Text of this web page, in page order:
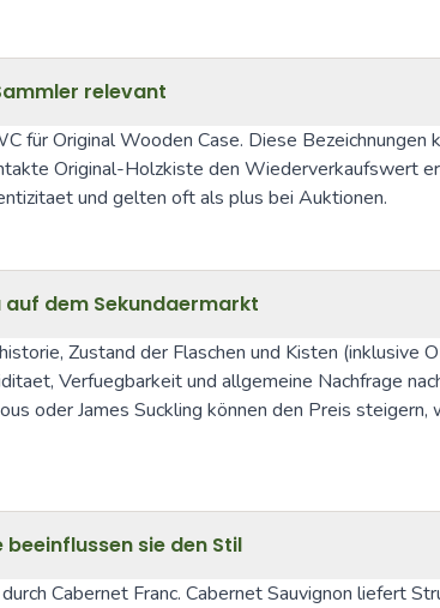
relevant
für Original Wooden Case. Diese Bezeichnungen
Original-Holzkiste den Wiederverkaufswert
und gelten oft als plus bei Auktionen.
dem Sekundaermarkt
Zustand der Flaschen und Kisten
Verfuegbarkeit und allgemeine Nachfrage
oder James Suckling können den Preis
sie den Stil
Cabernet Franc. Cabernet Sauvignon liefert